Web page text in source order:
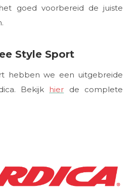
goed voorbereid de juiste
Style Sport
hebben we een uitgebreide
Bekijk hier de complete